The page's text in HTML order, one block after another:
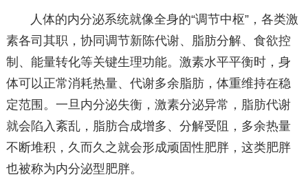
人体的内分泌系统就像全身的“调节中枢”，各类激
素各司其职，协同调节新陈代谢、脂肪分解、食欲控
制、能量转化等关键生理功能。激素水平平衡时，身
体可以正常消耗热量、代谢多余脂肪，体重维持在稳
定范围。一旦内分泌失衡，激素分泌异常，脂肪代谢
就会陷入紊乱，脂肪合成增多、分解受阻，多余热量
不断堆积，久而久之就会形成顽固性肥胖，这类肥胖
也被称为内分泌型肥胖。